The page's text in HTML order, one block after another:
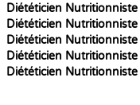
Diététicien Nutritionniste
Diététicien Nutritionniste
Diététicien Nutritionniste
Diététicien Nutritionniste
Diététicien Nutritionniste